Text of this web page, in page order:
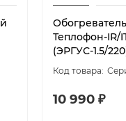
Теплофон-IR/
(ЭРГУС-1.5/
10 990 ₽